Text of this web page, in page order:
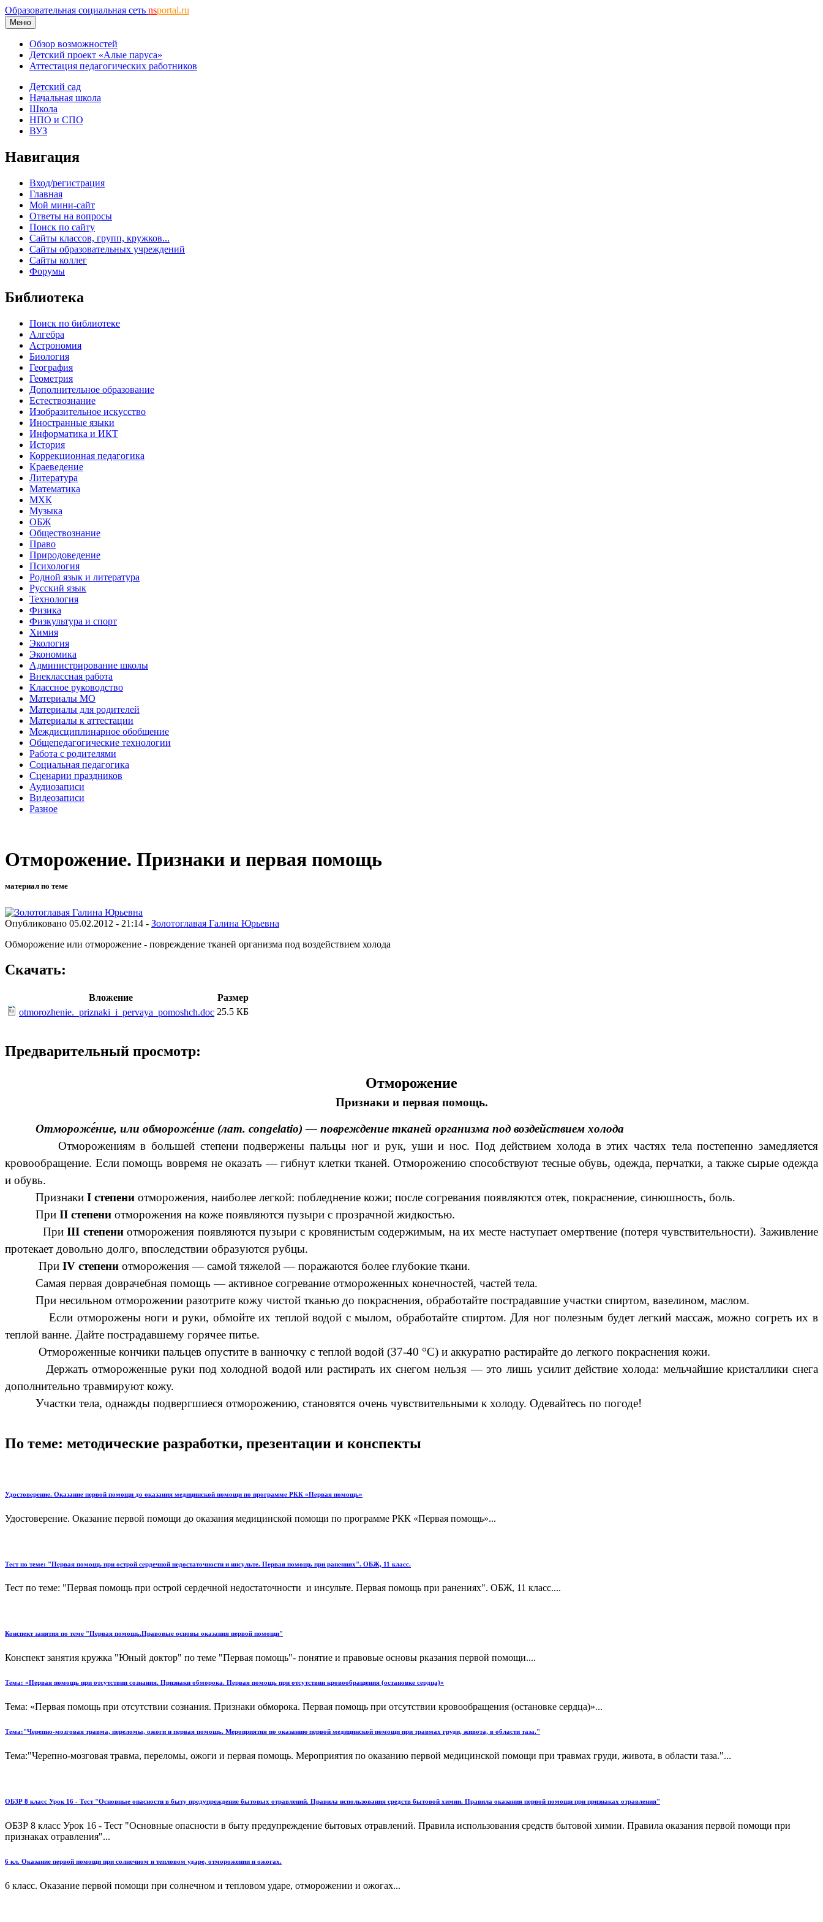
Образовательная социальная сеть nsportal.ru
Меню
Обзор возможностей
Детский проект «Алые паруса»
Аттестация педагогических работников
Детский сад
Начальная школа
Школа
НПО и СПО
ВУЗ
Навигация
Вход/регистрация
Главная
Мой мини-сайт
Ответы на вопросы
Поиск по сайту
Сайты классов, групп, кружков...
Сайты образовательных учреждений
Сайты коллег
Форумы
Библиотека
Поиск по библиотеке
Алгебра
Астрономия
Биология
География
Геометрия
Дополнительное образование
Естествознание
Изобразительное искусство
Иностранные языки
Информатика и ИКТ
История
Коррекционная педагогика
Краеведение
Литература
Математика
МХК
Музыка
ОБЖ
Обществознание
Право
Природоведение
Психология
Родной язык и литература
Русский язык
Технология
Физика
Физкультура и спорт
Химия
Экология
Экономика
Администрирование школы
Внеклассная работа
Классное руководство
Материалы МО
Материалы для родителей
Материалы к аттестации
Междисциплинарное обобщение
Общепедагогические технологии
Работа с родителями
Социальная педагогика
Сценарии праздников
Аудиозаписи
Видеозаписи
Разное
Отморожение. Признаки и первая помощь
материал по теме
Опубликовано 05.02.2012 - 21:14 - Золотоглавая Галина Юрьевна
Обморожение или отморожение - повреждение тканей организма под воздействием холода
Скачать:
Вложение
Размер
otmorozhenie._priznaki_i_pervaya_pomoshch.doc 25.5 КБ
Предварительный просмотр:
Отморожение
Признаки и первая помощь.
Отмороже́ние, или обмороже́ние (лат. congelatio) — повреждение тканей организма под воздействием холода
Отморожениям в большей степени подвержены пальцы ног и рук, уши и нос. Под действием холода в этих частях тела постепенно замедляется
кровообращение. Если помощь вовремя не оказать — гибнут клетки тканей. Отморожению способствуют тесные обувь, одежда, перчатки, а также сырые одежда
и обувь.
Признаки I степени отморожения, наиболее легкой: побледнение кожи; после согревания появляются отек, покраснение, синюшность, боль.
При II степени отморожения на коже появляются пузыри с прозрачной жидкостью.
ПриIII степениотморожения появляются пузыри с кровянистым содержимым, на их месте наступает омертвение (потеря чувствительности). Заживление
протекает довольно долго, впоследствии образуются рубцы.
При IV степени отморожения — самой тяжелой — поражаются более глубокие ткани.
Самая первая доврачебная помощь — активное согревание отмороженных конечностей, частей тела.
При несильном отморожении разотрите кожу чистой тканью до покраснения, обработайте пострадавшие участки спиртом, вазелином, маслом.
Если отморожены ноги и руки, обмойте их теплой водой с мылом, обработайте спиртом. Для ног полезным будет легкий массаж, можно согреть их в
теплой ванне. Дайте пострадавшему горячее питье.
Отмороженные кончики пальцев опустите в ванночку с теплой водой (37-40 °С) и аккуратно растирайте до легкого покраснения кожи.
Держать отмороженные руки под холодной водой или растирать их снегом нельзя — это лишь усилит действие холода: мельчайшие кристаллики снега
дополнительно травмируют кожу.
Участки тела, однажды подвергшиеся отморожению, становятся очень чувствительными к холоду. Одевайтесь по погоде!
По теме: методические разработки, презентации и конспекты
Удостоверение. Оказание первой помощи до оказания медицинской помощи по программе РКК «Первая помощь»
Удостоверение. Оказание первой помощи до оказания медицинской помощи по программе РКК «Первая помощь»...
Тест по теме: "Первая помощь при острой сердечной недостаточности и инсульте. Первая помощь при ранениях". ОБЖ, 11 класс.
Тест по теме: "Первая помощь при острой сердечной недостаточности и инсульте. Первая помощь при ранениях". ОБЖ, 11 класс....
Конспект занятия по теме "Первая помощь.Правовые основы оказания первой помощи"
Конспект занятия кружка "Юный доктор" по теме "Первая помощь"- понятие и правовые основы рказания первой помощи....
Тема: «Первая помощь при отсутствии сознания. Признаки обморока. Первая помощь при отсутствии кровообращения (остановке сердца)»
Тема: «Первая помощь при отсутствии сознания. Признаки обморока. Первая помощь при отсутствии кровообращения (остановке сердца)»...
Тема:"Черепно-мозговая травма, переломы, ожоги и первая помощь. Мероприятия по оказанию первой медицинской помощи при травмах груди, живота, в области таза."
Тема:"Черепно-мозговая травма, переломы, ожоги и первая помощь. Мероприятия по оказанию первой медицинской помощи при травмах груди, живота, в области таза."...
ОБЗР 8 класс Урок 16 - Тест "Основные опасности в быту предупреждение бытовых отравлений. Правила использования средств бытовой химии. Правила оказания первой помощи при признаках отравления"
ОБЗР 8 класс Урок 16 - Тест "Основные опасности в быту предупреждение бытовых отравлений. Правила использования средств бытовой химии. Правила оказания первой помощи при
признаках отравления"...
6 кл. Оказание первой помощи при солнечном и тепловом ударе, отморожении и ожогах.
6 класс. Оказание первой помощи при солнечном и тепловом ударе, отморожении и ожогах...